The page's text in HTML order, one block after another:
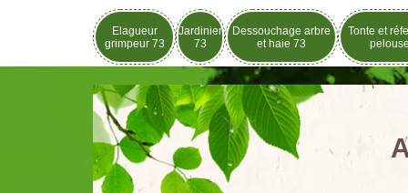
Elagueur
grimpeur 73
Jardinier
73
Dessouchage arbre
et haie 73
Tonte et